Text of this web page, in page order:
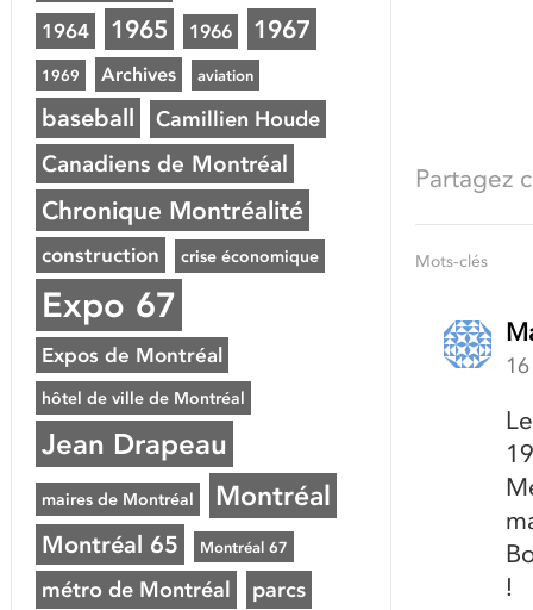
Partagez
Mots-clés
!
1964 1965 1966 1967
1969 Archives aviation
baseball Camillien Houde
Canadiens de Montréal
Chronique Montréalité
construction crise économique
Expo 67
Expos de Montréal
hôtel de ville de Montréal
Jean Drapeau
maires de Montréal Montréal
Montréal 65 Montréal 67
métro de Montréal parcs